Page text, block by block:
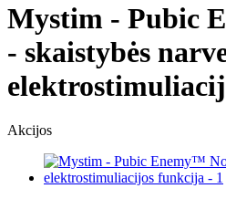
Mystim - Pubic
- skaistybės
Akcijos